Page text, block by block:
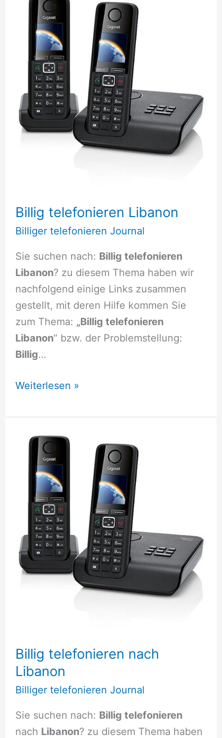
Billig telefonieren Libanon
Billiger telefonieren Journal
Sie suchen nach: Billig telefonieren
Libanon? zu diesem Thema haben wir
nachfolgend einige Links zusammen
gestellt, mit deren Hilfe kommen Sie
zum Thema: „Billig telefonieren
Libanon“ bzw. der Problemstellung:
Billig…
Billig
Libanon
Weiterlesen »
Billig telefonieren nach
Libanon
Billiger telefonieren Journal
Sie suchen nach: Billig telefonieren
nach Libanon? zu diesem Thema haben